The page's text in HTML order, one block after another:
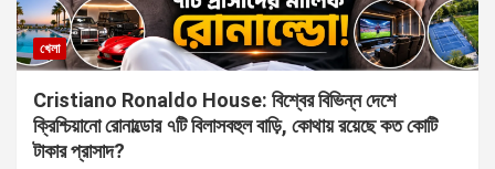
খেলা
Cristiano Ronaldo House: বিশ্বের বিভিন্ন দেশে
ক্রিশ্চিয়ানো রোনাল্ডোর ৭টি বিলাসবহুল বাড়ি, কোথায় রয়েছে কত কোটি
টাকার প্রাসাদ?